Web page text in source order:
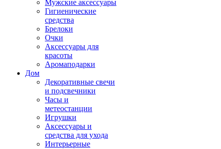
Мужские аксессуары
Гигиенические
средства
Брелоки
Очки
Аксессуары для
красоты
Аромаподарки
Дом
Декоративные свечи
и подсвечники
Часы и
метеостанции
Игрушки
Аксессуары и
средства для ухода
Интерьерные